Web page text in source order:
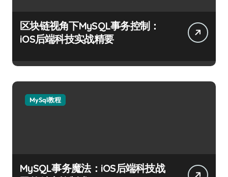
区块链视角下MySQL事务控制：
iOS后端科技实战精要
MySql教程
MySQL事务魔法：iOS后端科技战